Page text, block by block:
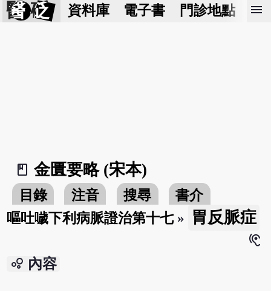
醫 砭 資料庫 電子書 門診地點 預
menu
book_2
金匱要略 (宋本)
目錄 注音 搜尋
書介
嘔吐噦下利病脈證治第十七» 胃反脈症
hearing
bubble_chart 內容